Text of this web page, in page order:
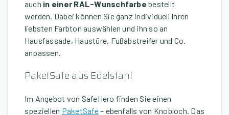
auch in einer RAL-Wunschfarbe bestellt
werden. Dabei können Sie ganz individuell Ihren
liebsten Farbton auswählen und ihn so an
Hausfassade, Haustüre, Fußabstreifer und Co.
anpassen.
PaketSafe aus Edelstahl
Im Angebot von SafeHero finden Sie einen
speziellen PaketSafe– ebenfalls von Knobloch. Das